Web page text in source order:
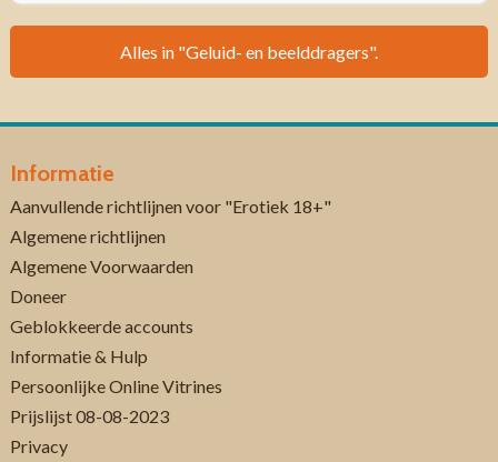
Alles in "Geluid- en beelddragers".
Informatie
Aanvullende richtlijnen voor "Erotiek 18+"
Algemene richtlijnen
Algemene Voorwaarden
Doneer
Geblokkeerde accounts
Informatie & Hulp
Persoonlijke Online Vitrines
Prijslijst 08-08-2023
Privacy